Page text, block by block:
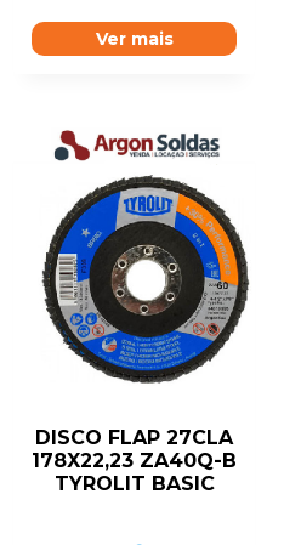
Ver mais
DISCO FLAP 27CLA
178X22,23 ZA40Q-B
TYROLIT BASIC